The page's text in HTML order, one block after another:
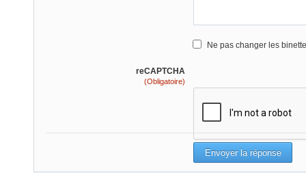
Ne pas changer les
reCAPTCHA
(Obligatoire)